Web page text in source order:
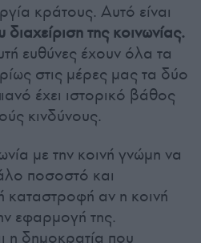
κράτους. Αυτό είναι
της κοινωνίας.
ευθύνες έχουν όλα τα
στις μέρες μας τα δύο
έχει ιστορικό βάθος
κινδύνους.
με την κοινή γνώμη να
ποσοστό και
καταστροφή αν η κοινή
εφαρμογή της.
η δημοκρατία που